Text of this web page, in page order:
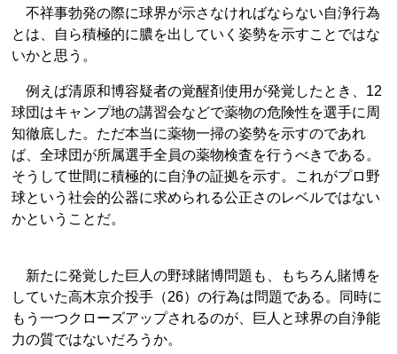
不祥事勃発の際に球界が示さなければならない自浄行為
とは、自ら積極的に膿を出していく姿勢を示すことではな
いかと思う。
例えば清原和博容疑者の覚醒剤使用が発覚したとき、12
球団はキャンプ地の講習会などで薬物の危険性を選手に周
知徹底した。ただ本当に薬物一掃の姿勢を示すのであれ
ば、全球団が所属選手全員の薬物検査を行うべきである。
そうして世間に積極的に自浄の証拠を示す。これがプロ野
球という社会的公器に求められる公正さのレベルではない
かということだ。
新たに発覚した巨人の野球賭博問題も、もちろん賭博を
していた高木京介投手（26）の行為は問題である。同時に
もう一つクローズアップされるのが、巨人と球界の自浄能
力の質ではないだろうか。